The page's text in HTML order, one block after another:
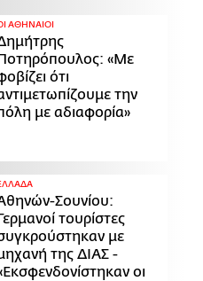
ΑΘΗΝΑΙΟΙ
«Με
ότι
την
με αδιαφορία»
Σουνίου:
τουρίστες
με
της ΔΙΑΣ -
οι